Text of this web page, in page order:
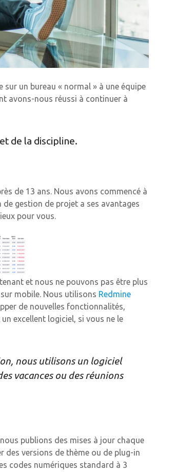
un bureau « normal » à une équipe
avons-nous réussi à continuer à
de la discipline.
de 13 ans. Nous avons commencé à
gestion de projet a ses avantages
pour vous.
et nous ne pouvons pas être plus
mobile. Nous utilisons Redmine
de nouvelles fonctionnalités,
excellent logiciel, si vous ne le
nous utilisons un logiciel
vacances ou des réunions
publions des mises à jour chaque
des versions de thème ou de plug-in
codes numériques standard à 3